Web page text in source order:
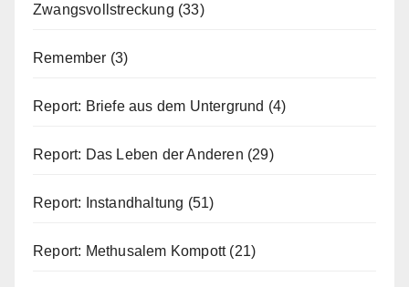
Zwangsvollstreckung (33)
Remember (3)
Report: Briefe aus dem Untergrund (4)
Report: Das Leben der Anderen (29)
Report: Instandhaltung (51)
Report: Methusalem Kompott(21)